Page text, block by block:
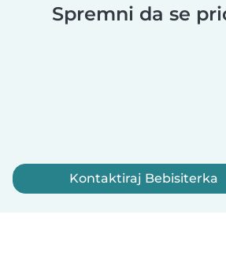
Spremni da se
Kontaktiraj Bebisiterka